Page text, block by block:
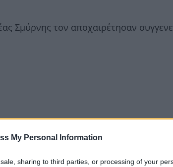
My Personal Information
sharing to third parties, or processing of your
Σμύρνης τον αποχαιρέτησαν